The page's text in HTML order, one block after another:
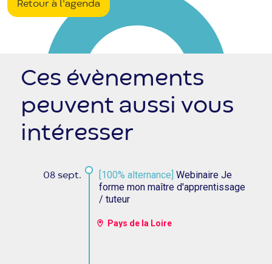
Retour à l'agenda
Ces évènements
peuvent aussi vous
intéresser
08 sept. [100% alternance] Webinaire Je
forme mon maître d'apprentissage
/ tuteur
Pays de la Loire